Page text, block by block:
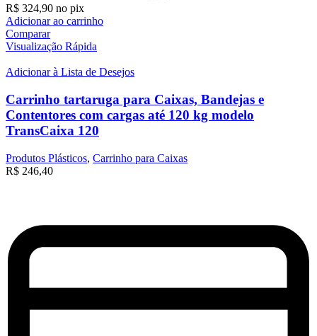
R$ 324,90 no pix
Adicionar ao carrinho
Comparar
Visualização Rápida
Adicionar à Lista de Desejos
Carrinho tartaruga para Caixas, Bandejas e
Contentores com cargas até 120 kg modelo
TransCaixa 120
Produtos Plásticos, Carrinho para Caixas
R$ 246,40